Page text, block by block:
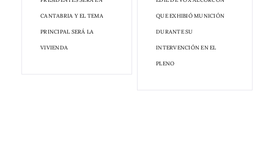
CANTABRIA Y EL TEMA
PRINCIPAL SERÁ LA
VIVIENDA
QUE EXHIBIÓ MUNICIÓN
DURANTE SU
INTERVENCIÓN EN EL
PLENO